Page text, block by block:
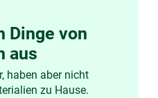
Dinge von
aus
haben aber nicht
zu Hause.